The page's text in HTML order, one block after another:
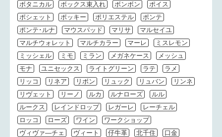
ボタニカル
ボックス束入れ ボンボン
ポイス
ポシェット
ポッキー ポリエステル
ポンテ
ポンテ･ルナ
マウスパッド マリサ
マルセイユ
マルチウォレット
マルチカラー マーレ
ミスレモン
ミッシェル
ミモ ミラン メガネケース
メッシュ
モナ
ユニセックス ライトグリーン ラテ
ラメ
リッコ
リネア リボン リュック リュバン
リンネ
リヴェット
リーノ ルカ ルナローズ
ルル
ルークス
レインドロップ レガーレ
レーチェル
ロッコ
ローズ ワイン
ワークショップ
ヴィヴァ―チェ
ヴィート 仔牛革 北千住
口金